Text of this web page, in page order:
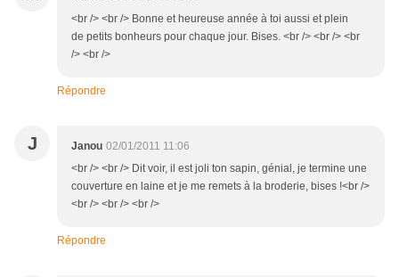
<br /> <br /> Bonne et heureuse année à toi aussi et plein
de petits bonheurs pour chaque jour. Bises. <br /> <br /> <br
/> <br />
Répondre
J Janou 02/01/2011 11:06
<br /> <br /> Dit voir, il est joli ton sapin, génial, je termine une
couverture en laine et je me remets à la broderie, bises !<br />
<br /> <br /> <br />
Répondre